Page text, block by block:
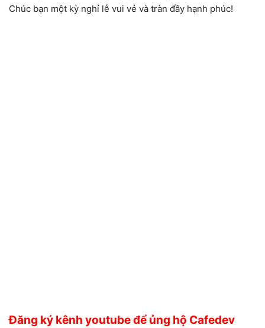
Chúc bạn một kỳ nghỉ lễ vui vẻ và tràn đầy hạnh phúc!
Đăng ký kênh youtube để ủng hộ Cafedev